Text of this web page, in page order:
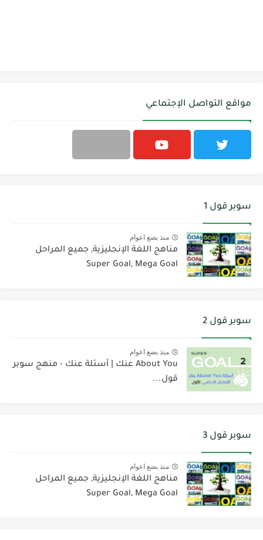
مواقع التواصل الإجتماعي
سوبر قول 1
منذ بضع اعوام
مناهج اللغة الإنجليزية, جميع المراحل
Super Goal, Mega Goal
سوبر قول 2
منذ بضع اعوام
About You عنك | أسئلة عنك - منهج سوبر
قول...
سوبر قول 3
منذ بضع اعوام
مناهج اللغة الإنجليزية, جميع المراحل
Super Goal, Mega Goal